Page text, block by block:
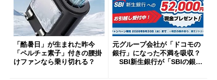
「酷暑日」が生まれた昨今
「ペルチェ素子」付きの腰掛
けファンなら乗り切れる？
元グループ会社が「ドコモの
銀行」になった不満を吸収？
SBI新生銀行が「SBIの銀